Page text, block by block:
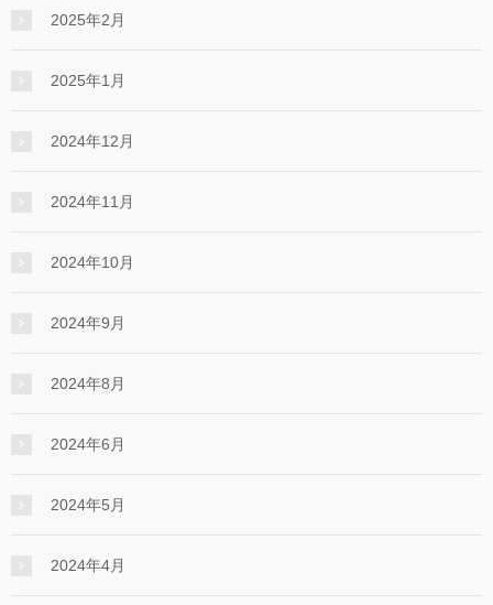
2025年2月
2025年1月
2024年12月
2024年11月
2024年10月
2024年9月
2024年8月
2024年6月
2024年5月
2024年4月